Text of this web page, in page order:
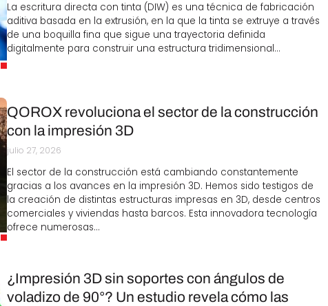
La escritura directa con tinta (DIW) es una técnica de fabricación
aditiva basada en la extrusión, en la que la tinta se extruye a través
de una boquilla fina que sigue una trayectoria definida
digitalmente para construir una estructura tridimensional…
QOROX revoluciona el sector de la construcción
con la impresión 3D
julio 27, 2026
El sector de la construcción está cambiando constantemente
gracias a los avances en la impresión 3D. Hemos sido testigos de
la creación de distintas estructuras impresas en 3D, desde centros
comerciales y viviendas hasta barcos. Esta innovadora tecnología
ofrece numerosas…
¿Impresión 3D sin soportes con ángulos de
voladizo de 90°? Un estudio revela cómo las